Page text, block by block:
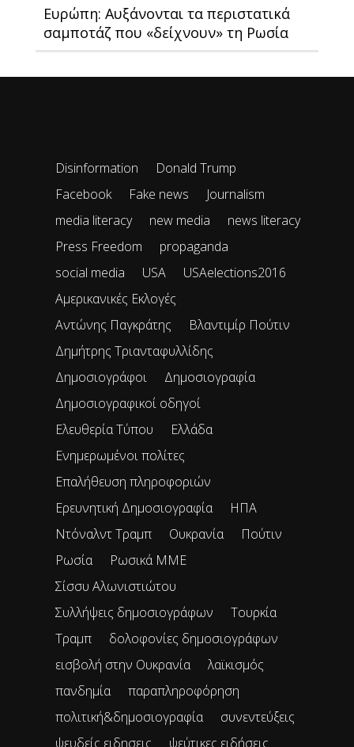
Ευρώπη: Αυξάνονται τα περιστατικά
σαμποτάζ που «δείχνουν» τη Ρωσία
Disinformation
Donald Trump
Facebook
Fake news
Journalism
media literacy
new media
news literacy
Press Freedom
propaganda
social media
USA
USAelections2016
Αμερικανικές Εκλογές
Αντώνης Παγκράτης
Βλαντιμίρ Πούτιν
Δημήτρης Τριανταφυλλίδης
Δημοσιογράφοι
Δημοσιογραφία
Δημοσιογραφικοί οδηγοί
Ελευθερία Τύπου
Ελλάδα
Ενημερωμένοι πολίτες
Επαλήθευση πληροφοριών
Ερευνητική Δημοσιογραφία
ΗΠΑ
Ντόναλντ Τραμπ
Ουκρανία
Πούτιν
Ρωσία
Ρωσικά ΜΜΕ
Σίσσυ Αλωνιστιώτου
Συλλήψεις δημοσιογράφων
Τουρκία
Τραμπ
δολοφονίες δημοσιογράφων
εισβολή στην Ουκρανία
λαϊκισμός
πανδημία
παραπληροφόρηση
πολιτική&δημοσιογραφία
συνεντεύξεις
ψευδείς ειδησεις
ψεύτικες ειδήσεις